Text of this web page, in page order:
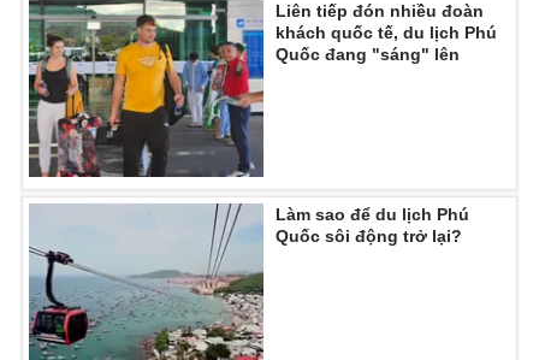
Theo dõi báo trên
Cơ quan chủ quản:Đài Truyền hình Việt Nam
Cơ quan báo chí:
Thời báo VTV
Giấy phép hoạt động báo in và báo điện tử số 483/GP-BTTTT
Tổng Biên tập:
Vũ Thanh Thủy
Phó Tổng Biên tập:Nguyễn Thị Mỹ Hạnh, Phạm Quốc Thắng,
Nguyễn Trọng Ninh
Tổng đài VTV:024.38 355 931 - 024.38 355 932
Liên tiếp đón nhiều đoàn
khách quốc tế, du lịch Phú
Quốc đang "sáng" lên
Làm sao để du lịch Phú
Quốc sôi động trở lại?